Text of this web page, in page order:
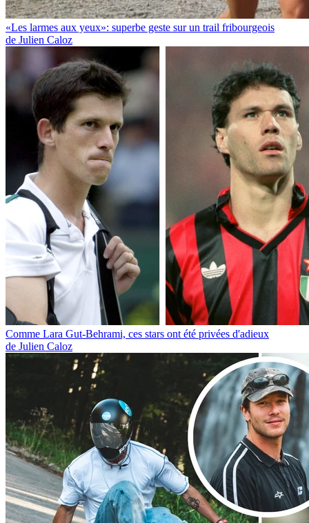
«Les larmes aux yeux»: superbe geste sur un trail fribourgeois
de Julien Caloz
Comme Lara Gut-Behrami, ces stars ont été privées d'adieux
de Julien Caloz